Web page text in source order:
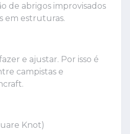
de abrigos improvisados
em estruturas.
e ajustar. Por isso é
campistas e
Knot)